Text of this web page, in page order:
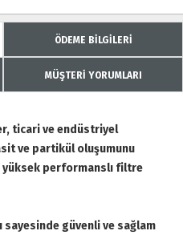
ÖDEME BİLGİLERİ
MÜŞTERİ YORUMLARI
ticari ve endüstriyel
ve partikül oluşumunu
yüksek performanslı filtre
sayesinde güvenli ve sağlam